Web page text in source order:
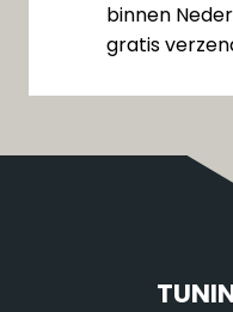
binnen
gratis